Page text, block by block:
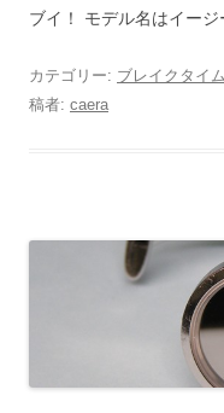
ブイ！ モデル名はイー
カテゴリー: ブレイクタイム
稿者: caera